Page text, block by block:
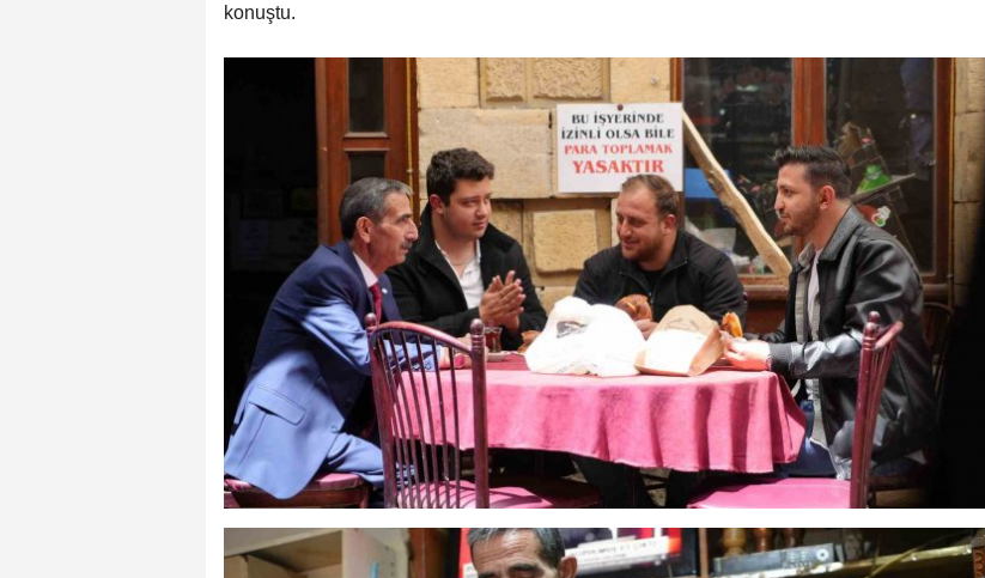
konuştu.